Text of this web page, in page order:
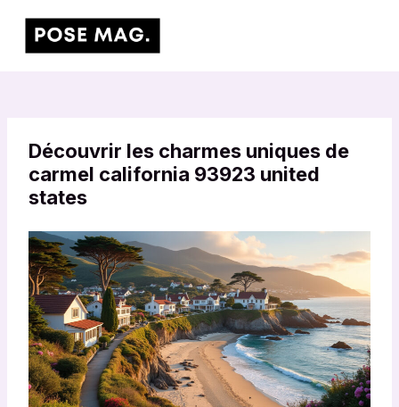
contenu
Découvrir les charmes uniques de
carmel california 93923 united
states